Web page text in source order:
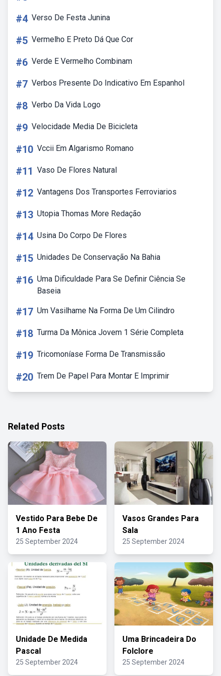
#4 Verso De Festa Junina
#5 Vermelho E Preto Dá Que Cor
#6 Verde E Vermelho Combinam
#7 Verbos Presente Do Indicativo Em Espanhol
#8 Verbo Da Vida Logo
#9 Velocidade Media De Bicicleta
#10 Vccii Em Algarismo Romano
#11 Vaso De Flores Natural
#12 Vantagens Dos Transportes Ferroviarios
#13 Utopia Thomas More Redação
#14 Usina Do Corpo De Flores
#15 Unidades De Conservação Na Bahia
#16 Uma Dificuldade Para Se Definir Ciência Se
Baseia
#17 Um Vasilhame Na Forma De Um Cilindro
#18 Turma Da Mônica Jovem 1 Série Completa
#19 Tricomoníase Forma De Transmissão
#20 Trem De Papel Para Montar E Imprimir
Related Posts
Vestido Para Bebe De
1 Ano Festa
25 September 2024
Vasos Grandes Para
Sala
25 September 2024
Unidade De Medida
Pascal
25 September 2024
Uma Brincadeira Do
Folclore
25 September 2024